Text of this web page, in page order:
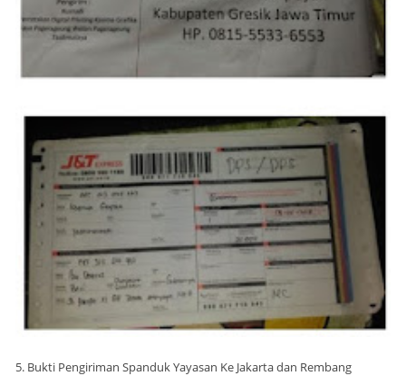
5. Bukti Pengiriman Spanduk Yayasan Ke Jakarta dan Rembang